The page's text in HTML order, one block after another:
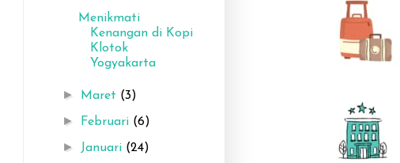
Menikmati
Kenangan di Kopi
Klotok
Yogyakarta
► Maret (3)
► Februari (6)
► Januari (24)